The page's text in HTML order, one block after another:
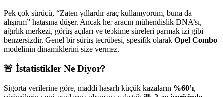
Pek çok sürücü, “Zaten yıllardır araç kullanıyorum, buna da
alışırım” hatasına düşer. Ancak her aracın mühendislik DNA’sı,
ağırlık merkezi, görüş açıları ve tepkime süreleri parmak izi gibi
benzersizdir. Genel bir sürüş tecrübesi, spesifik olarak Opel Combo
modelinin dinamiklerini size vermez.
🚨 İstatistikler Ne Diyor?
Sigorta verilerine göre, maddi hasarlı küçük kazaların %60’ı,